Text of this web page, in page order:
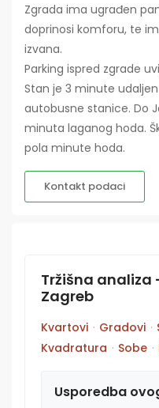
Zgrada ima ugrađen
doprinosi komforu, te
izvana.
Parking ispred zgrade
Stan je 3 minute
autobusne stanice. Do
minuta laganog hoda.
pola minute hoda.
Kontakt podaci
Tržišna analiza
Zagreb
Kvartovi · Gradovi ·
Kvadratura · Sobe ·
Usporedba